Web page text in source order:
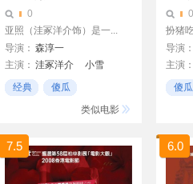
0
亚照（洼冢洋介饰）是一...
导演： 森淳一
主演： 洼冢洋介
小雪
经典
傻瓜
类似电影
0
扮猪
导演
主演
布莱傻瓜
7.5 6.0